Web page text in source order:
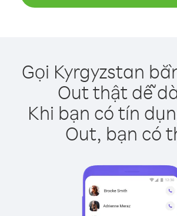
Gọi Kyrgyzstan
Out thật dễ
Khi bạn có tín
Out, bạn có